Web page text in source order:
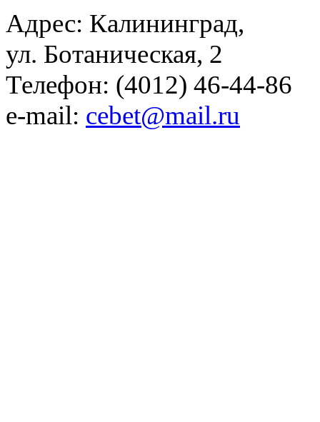
Адрес: Калининград,
ул. Ботаническая, 2
Телефон: (4012) 46-44-86
e-mail: cebet@mail.ru